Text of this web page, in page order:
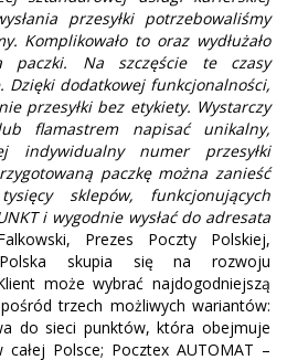
przesyłki potrzebowaliśmy
Komplikowało to oraz wydłużało
paczki. Na szczęście te czasy
Dzięki dodatkowej funkcjonalności,
przesyłki bez etykiety. Wystarczy
flamastrem napisać unikalny,
indywidualny numer przesyłki
paczkę można zanieść
sklepów, funkcjonujących
i wygodnie wysłać do adresata
Prezes Poczty Polskiej,
skupia się na rozwoju
może wybrać najdogodniejszą
trzech możliwych wariantów:
do sieci punktów, która obejmuje
Polsce; Pocztex AUTOMAT –